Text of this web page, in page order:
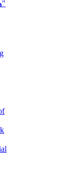
هاوكينگ : "موجودات فضايي وجود دارند"